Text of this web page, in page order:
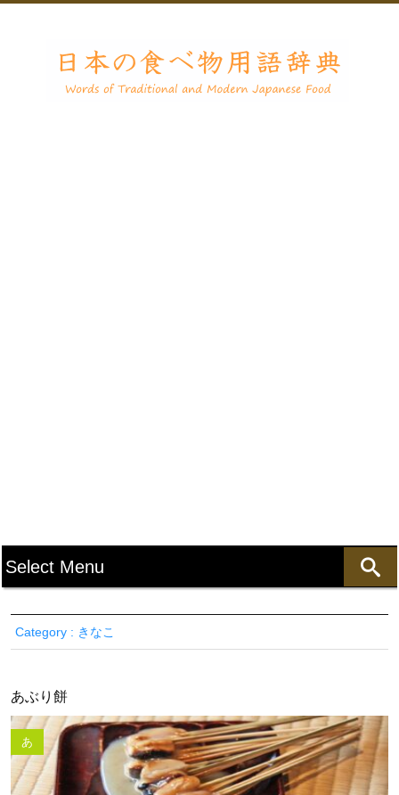
Category : きなこ
あぶり餅
あ